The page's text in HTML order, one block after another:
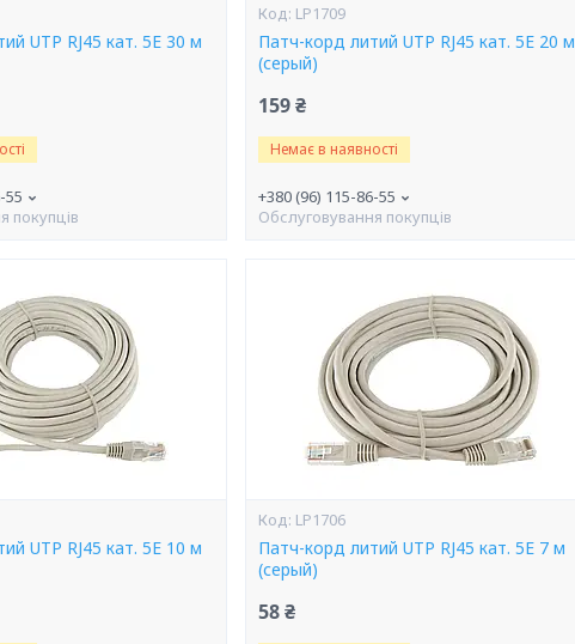
UTP RJ45 кат. 5Е 30 м
55
покупців
LP1709
Патч-корд литий UTP RJ45 кат. 5Е 20 м
(серый)
159 ₴
Немає в наявності
+380 (96) 115-86-55
Обслуговування покупців
UTP RJ45 кат. 5Е 10 м
LP1706
Патч-корд литий UTP RJ45 кат. 5Е 7 м
(серый)
58 ₴